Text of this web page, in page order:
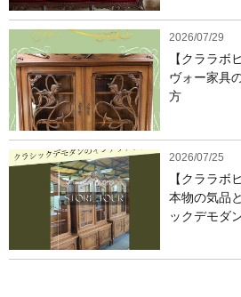
2026/07/29
【クララボ
ヴォー家具
方
2026/07/25
【クララボ
本物の気品
ックデモダ